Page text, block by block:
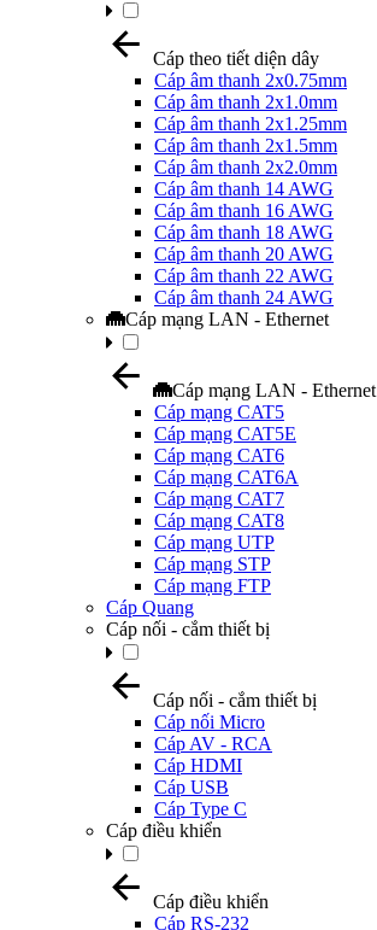
Cáp theo tiết diện dây
Cáp âm thanh 2x0.75mm
Cáp âm thanh 2x1.0mm
Cáp âm thanh 2x1.25mm
Cáp âm thanh 2x1.5mm
Cáp âm thanh 2x2.0mm
Cáp âm thanh 14 AWG
Cáp âm thanh 16 AWG
Cáp âm thanh 18 AWG
Cáp âm thanh 20 AWG
Cáp âm thanh 22 AWG
Cáp âm thanh 24 AWG
Cáp mạng LAN - Ethernet
Cáp mạng LAN - Ethernet
Cáp mạng CAT5
Cáp mạng CAT5E
Cáp mạng CAT6
Cáp mạng CAT6A
Cáp mạng CAT7
Cáp mạng CAT8
Cáp mạng UTP
Cáp mạng STP
Cáp mạng FTP
Cáp Quang
Cáp nối - cắm thiết bị
Cáp nối - cắm thiết bị
Cáp nối Micro
Cáp AV - RCA
Cáp HDMI
Cáp USB
Cáp Type C
Cáp điều khiển
Cáp điều khiển
Cáp RS-232